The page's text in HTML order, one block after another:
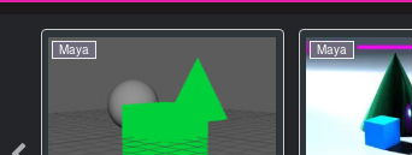
Maya Maya